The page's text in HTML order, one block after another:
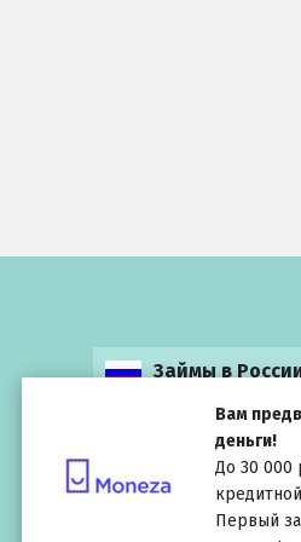
Вам
деньги!
До 30 000
Первый
Займы в